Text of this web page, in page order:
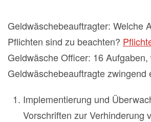
Geldwäschebeauftragter: Welche
Pflichten sind zu beachten?
Geldwäsche Officer: 16
Geldwäschebeauftragte zwingend
Implementierung und
Vorschriften zur Verhinderung